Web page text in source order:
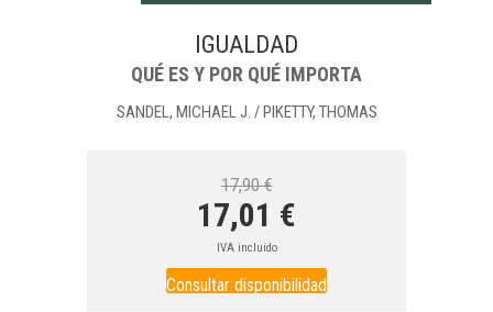
IGUALDAD
QUÉ ES Y POR QUÉ IMPORTA
SANDEL, MICHAEL J. /PIKETTY, THOMAS
17,90 €
17,01 €
IVA incluido
Consultar disponibilidad